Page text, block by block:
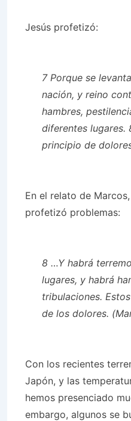
Jesús profetizó:
7 Porque se
nación, y reino
hambres,
diferentes lugares.
principio de
En el relato de
profetizó problemas:
8 …Y habrá
lugares, y habrá
tribulaciones.
de los dolores.
Con los recientes
Japón, y las
hemos presenciado
embargo, algunos se